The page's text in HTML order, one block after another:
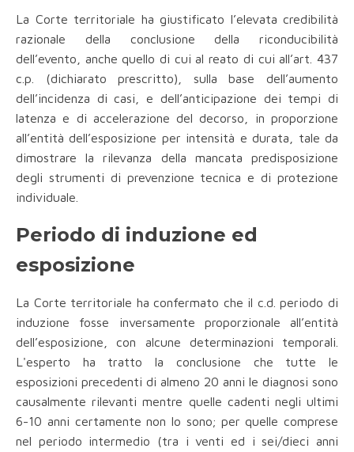
La Corte territoriale ha giustificato l’elevata credibilità
razionale della conclusione della riconducibilità
dell’evento, anche quello di cui al reato di cui all’art. 437
c.p. (dichiarato prescritto), sulla base dell’aumento
dell’incidenza di casi, e dell’anticipazione dei tempi di
latenza e di accelerazione del decorso, in proporzione
all’entità dell’esposizione per intensità e durata, tale da
dimostrare la rilevanza della mancata predisposizione
degli strumenti di prevenzione tecnica e di protezione
individuale.
Periodo di induzione ed
esposizione
La Corte territoriale ha confermato che il c.d. periodo di
induzione fosse inversamente proporzionale all’entità
dell’esposizione, con alcune determinazioni temporali.
L'esperto ha tratto la conclusione che tutte le
esposizioni precedenti di almeno 20 anni le diagnosi sono
causalmente rilevanti mentre quelle cadenti negli ultimi
6-10 anni certamente non lo sono; per quelle comprese
nel periodo intermedio (tra i venti ed i sei/dieci anni